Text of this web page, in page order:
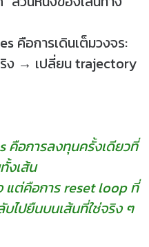
คือการเดินเต็มวงจร:
ง → เปลี่ยน trajectory
คือการลงทุนครั้งเดียวที่
งเส้น
แต่คือการ reset loop ที่
ปยืนบนเส้นที่ใช่จริง ๆ